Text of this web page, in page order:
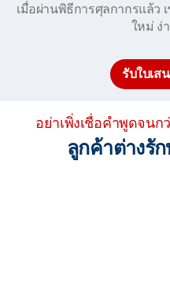
เมื่อผ่านพิธีการศุลกากรแล้ว
ใหม่ ง่
รับใบเส
อย่าเพิ่งเชื่อคำพูดจน
ลูกค้าต่างรั